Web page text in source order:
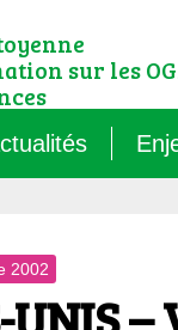
sur les
2002